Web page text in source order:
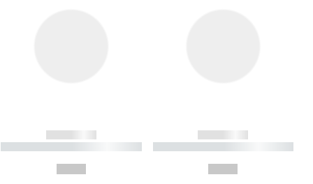
------------
----------- ----------- ----------
------------
----------- ----------- ----------